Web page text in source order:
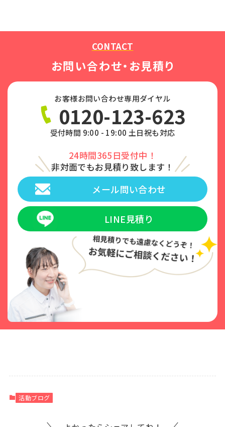
CONTACT
お問い合わせ・お見積り
お客様お問い合わせ専用ダイヤル
0120-123-623
受付時間 9:00 - 19:00 土日祝も対応
24時間365日受付中！
非対面でもお見積り致します！
メール問い合わせ
LINE見積り
活動ブログ